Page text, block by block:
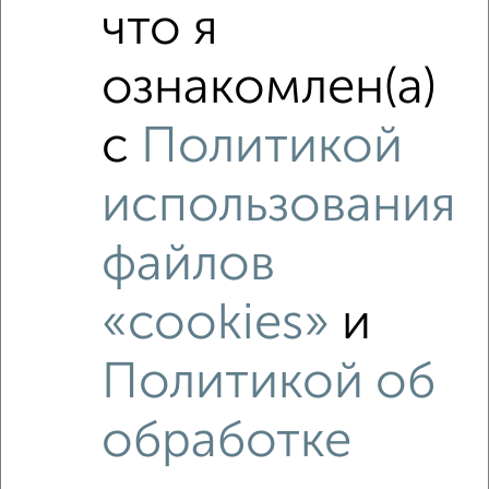
Рядом, с меньшей ценой
Недалеко от Переверткина 1/8 с ценой ниже
что я
ознакомлен(а)
с Политикой
использования
файлов
«cookies» и
Политикой об
обработке